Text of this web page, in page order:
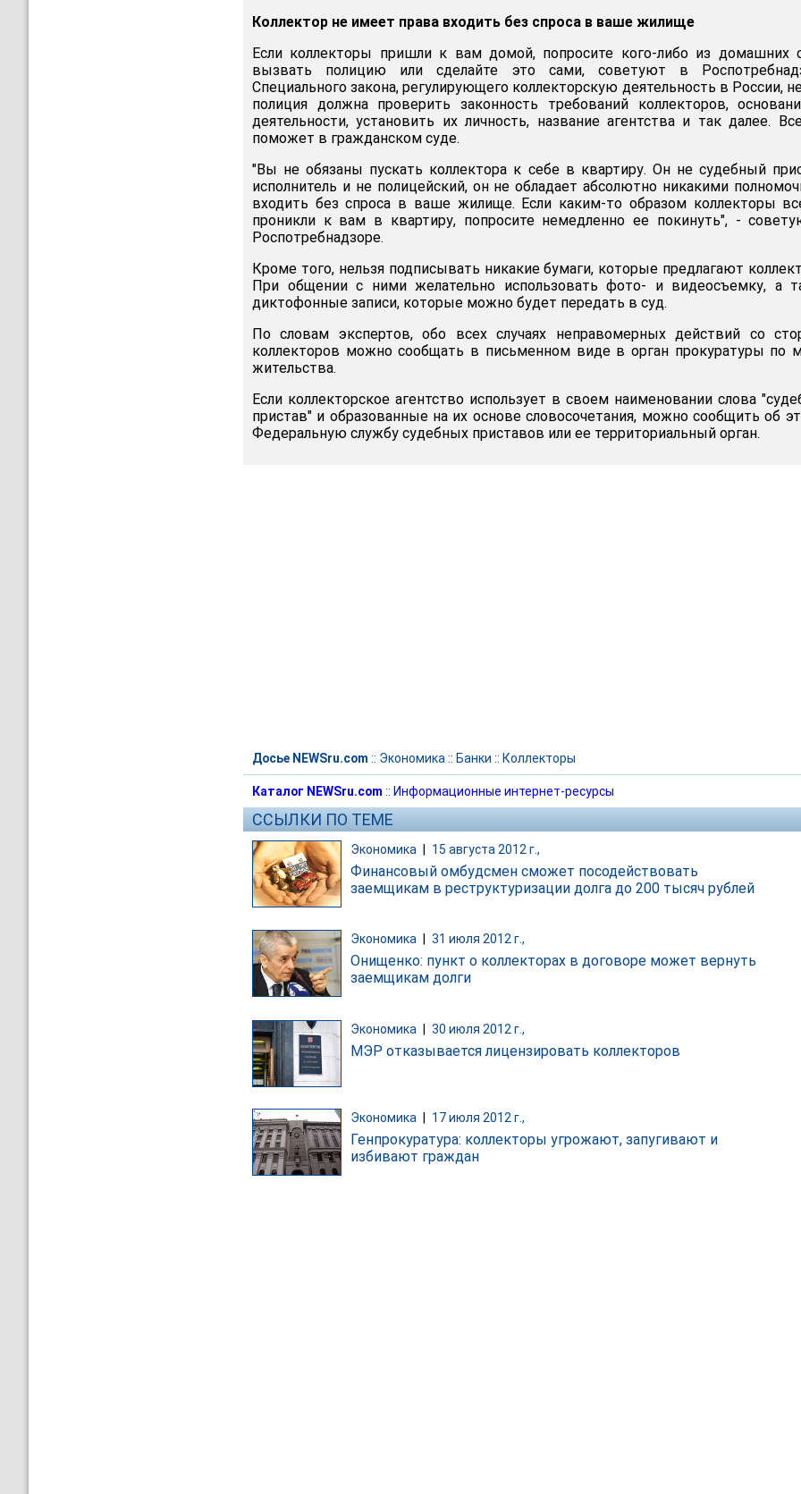
Коллектор не имеет права входить без спроса в ваше жилище
Если коллекторы пришли к вам домой, попросите кого-либо из домашних
вызвать полицию или сделайте это сами, советуют в
Специального закона, регулирующего коллекторскую деятельность в России,
полиция должна проверить законность требований коллекторов,
деятельности, установить их личность, название агентства и так далее.
поможет в гражданском суде.
"Вы не обязаны пускать коллектора к себе в квартиру. Он не судебный
исполнитель и не полицейский, он не обладает абсолютно никакими
входить без спроса в ваше жилище. Если каким-то образом коллекторы
проникли к вам в квартиру, попросите немедленно ее покинуть", -
Роспотребнадзоре.
Кроме того, нельзя подписывать никакие бумаги, которые предлагают
При общении с ними желательно использовать фото- и видеосъемку, а
диктофонные записи, которые можно будет передать в суд.
По словам экспертов, обо всех случаях неправомерных действий со
коллекторов можно сообщать в письменном виде в орган прокуратуры по
жительства.
Если коллекторское агентство использует в своем наименовании слова
пристав" и образованные на их основе словосочетания, можно сообщить об
Федеральную службу судебных приставов или ее территориальный орган.
Досье NEWSru.com :: Экономика :: Банки :: Коллекторы
Каталог NEWSru.com :: Информационные интернет-ресурсы
ССЫЛКИ ПО ТЕМЕ
Экономика 15 августа 2012 г.,
Финансовый омбудсмен сможет посодействовать
заемщикам в реструктуризации долга до 200 тысяч рублей
Экономика 31 июля 2012 г.,
Онищенко: пункт о коллекторах в договоре может вернуть
заемщикам долги
Экономика | 30 июля 2012 г.,
МЭР отказывается лицензировать коллекторов
Экономика | 17 июля 2012 г.,
Генпрокуратура: коллекторы угрожают, запугивают и
избивают граждан